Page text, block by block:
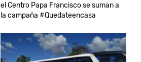
el Centro Papa Francisco se suman a
la campaña #Quedateencasa